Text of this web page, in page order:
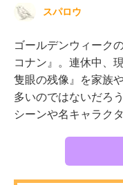
スパロウ
ゴールデンウィーク
コナン』。連休中、
隻眼の残像』を家族
多いのではないだろ
シーンや名キャラク